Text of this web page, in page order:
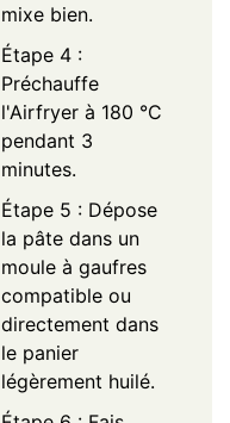
mixe bien.
Étape 4 :
Préchauffe
l'Airfryer à 180 °C
pendant 3
minutes.
Étape 5 : Dépose
la pâte dans un
moule à gaufres
compatible ou
directement dans
le panier
légèrement huilé.